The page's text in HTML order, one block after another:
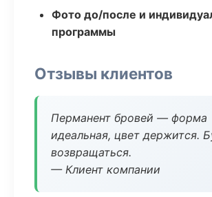
Фото до/после и
программы
Отзывы клиентов
Перманент бровей — форма
идеальная, цвет держится.
возвращаться.
— Клиент компании